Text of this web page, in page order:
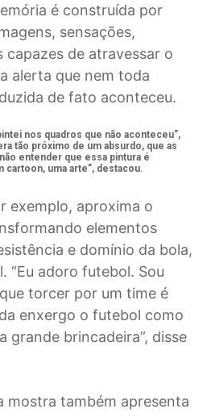
é construída por
sensações,
capazes de atravessar o
alerta que nem toda
de fato aconteceu.
nos quadros que não aconteceu”,
tão próximo de um absurdo, que as
entender que essa pintura é
cartoon, uma arte”, destacou.
exemplo, aproxima o
elementos
e domínio da bola,
“Eu adoro futebol. Sou
torcer por um time é
enxergo o futebol como
grande brincadeira”, disse
mostra também apresenta